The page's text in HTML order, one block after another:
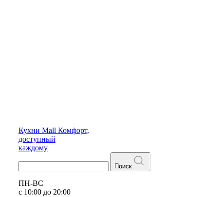
Кухни Mall Комфорт,
доступный
каждому
Поиск
ПН-ВС
с 10:00 до 20:00